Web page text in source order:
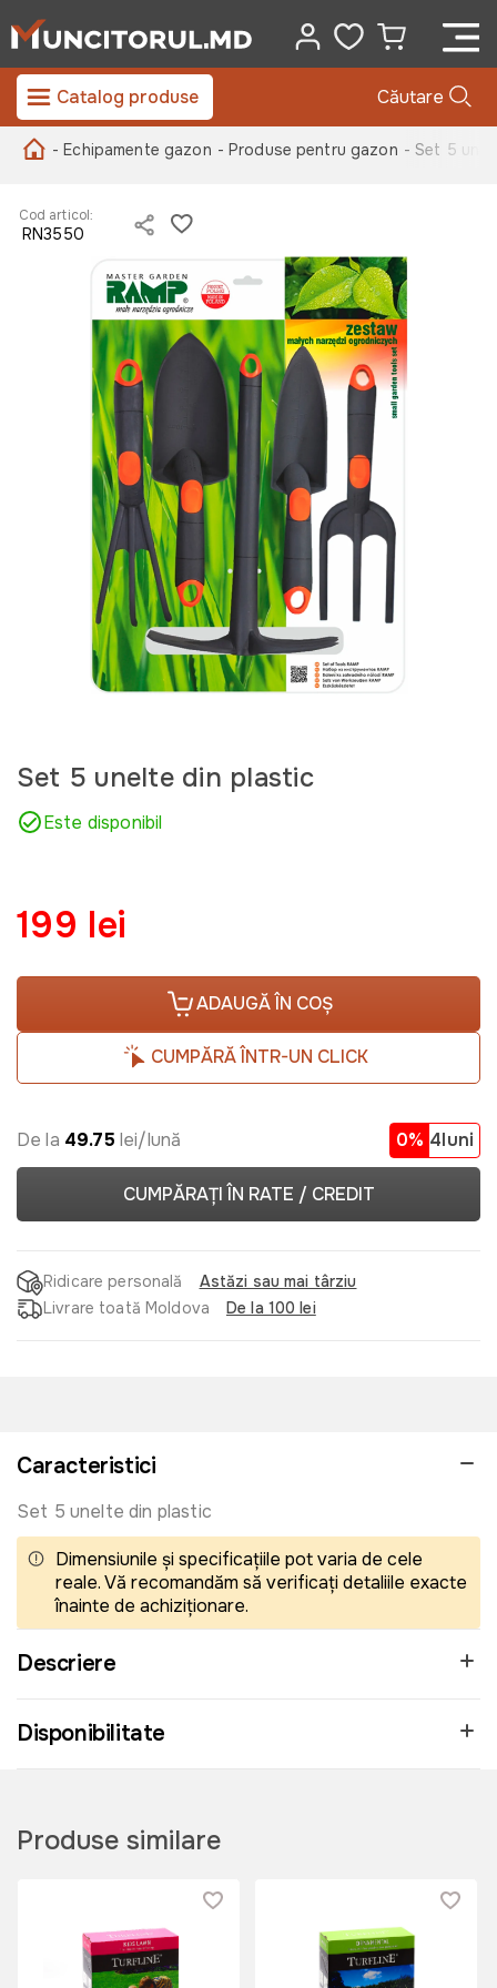
Catalog produse Căutare
- Echipamente gazon - Produse pentru gazon - Set 5
Cod articol:
RN3550
Set 5 unelte din plastic
Este disponibil
199 lei
ADAUGĂ ÎN COȘ
CUMPĂRĂ ÎNTR-UN CLICK
De la 49.75 lei/lună 0% 4luni
CUMPĂRAȚI ÎN RATE / CREDIT
Ridicare personală
Astăzi sau mai târziu
Livrare toată Moldova
De la 100 lei
Caracteristici
Set 5 unelte din plastic
Dimensiunile și specificațiile pot varia de cele
reale. Vă recomandăm să verificați detaliile exacte
înainte de achiziționare.
Descriere
Disponibilitate
Produse similare